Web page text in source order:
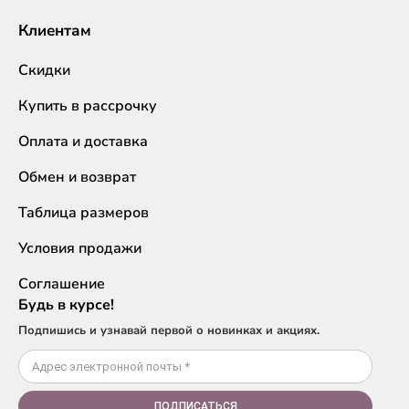
Клиентам
Скидки
Купить в рассрочку
Оплата и доставка
Обмен и возврат
Таблица размеров
Условия продажи
Соглашение
Будь в курсе!
Подпишись и узнавай первой о новинках и акциях.
ПОДПИСАТЬСЯ